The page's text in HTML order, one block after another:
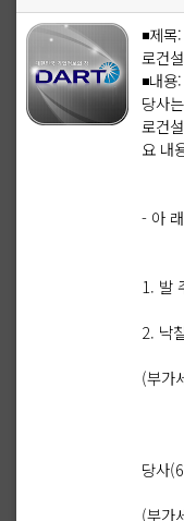
◾제
로건
◾내용:
당사
로건
요 내
- 아
1. 발
2. 낙
(부가
당사
(부가